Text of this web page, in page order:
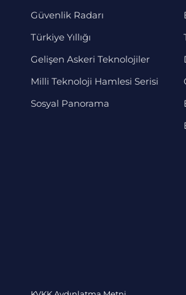
Güvenlik Radarı
Türkiye Yıllığı
Gelişen Askeri Teknolojiler
Milli Teknoloji Hamlesi Serisi
Sosyal Panorama